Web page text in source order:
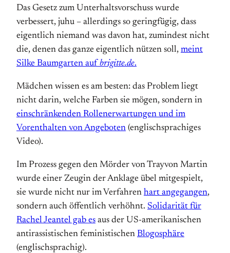
Das Gesetz zum Unterhaltsvorschuss wurde
verbessert, juhu – allerdings so geringfügig, dass
eigentlich niemand was davon hat, zumindest nicht
die, denen das ganze eigentlich nützen soll, meint
Silke Baumgarten auf brigitte.de.
Mädchen wissen es am besten: das Problem liegt
nicht darin, welche Farben sie mögen, sondern in
einschränkenden Rollenerwartungen und im
Vorenthalten von Angeboten (englischsprachiges
Video).
Im Prozess gegen den Mörder von Trayvon Martin
wurde einer Zeugin der Anklage übel mitgespielt,
sie wurde nicht nur im Verfahren hart angegangen,
sondern auch öffentlich verhöhnt. Solidarität für
Rachel Jeantel gab es aus der US-amerikanischen
antirassistischen feministischen Blogosphäre
(englischsprachig).